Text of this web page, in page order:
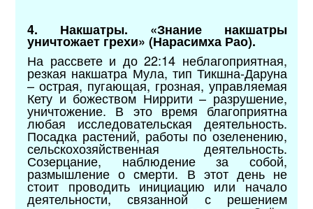
4. Накшатры. «Знание накшатры
уничтожает грехи» (Нарасимха Рао).
На рассвете и до 22:14 неблагоприятная,
резкая накшатра Мула, тип Тикшна-Даруна
– острая, пугающая, грозная, управляемая
Кету и божеством Ниррити – разрушение,
уничтожение. В это время благоприятна
любая исследовательская деятельность.
Посадка растений, работы по озеленению,
сельскохозяйственная деятельность.
Созерцание, наблюдение за собой,
размышление о смерти. В этот день не
стоит проводить инициацию или начало
деятельности, связанной с решением